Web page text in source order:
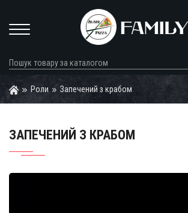
Роли Запечений з крабом
ЗАПЕЧЕНИЙ З КРАБОМ